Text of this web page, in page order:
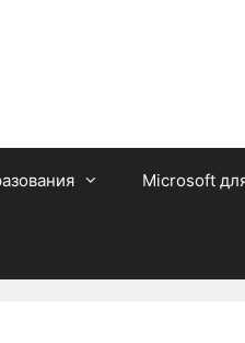
Microsoft